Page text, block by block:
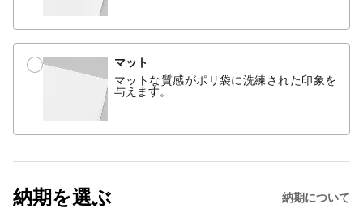
マット
マットな質感がポリ袋に洗練された印象を
与えます。
納期を選ぶ 納期について